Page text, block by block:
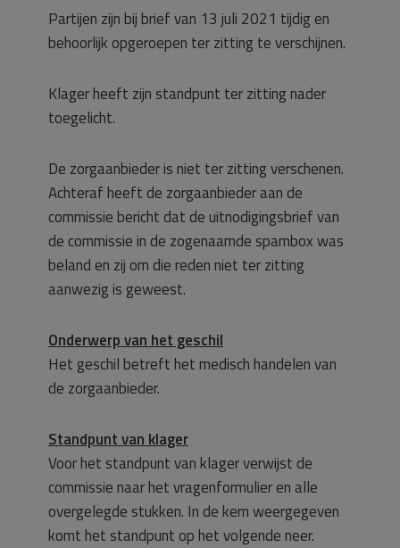
Partijen zijn bij brief van 13 juli 2021 tijdig en
behoorlijk opgeroepen ter zitting te verschijnen.
Klager heeft zijn standpunt ter zitting nader
toegelicht.
De zorgaanbieder is niet ter zitting verschenen.
Achteraf heeft de zorgaanbieder aan de
commissie bericht dat de uitnodigingsbrief van
de commissie in de zogenaamde spambox was
beland en zij om die reden niet ter zitting
aanwezig is geweest.
Onderwerp van het geschil
Het geschil betreft het medisch handelen van
de zorgaanbieder.
Standpunt van klager
Voor het standpunt van klager verwijst de
commissie naar het vragenformulier en alle
overgelegde stukken. In de kern weergegeven
komt het standpunt op het volgende neer.